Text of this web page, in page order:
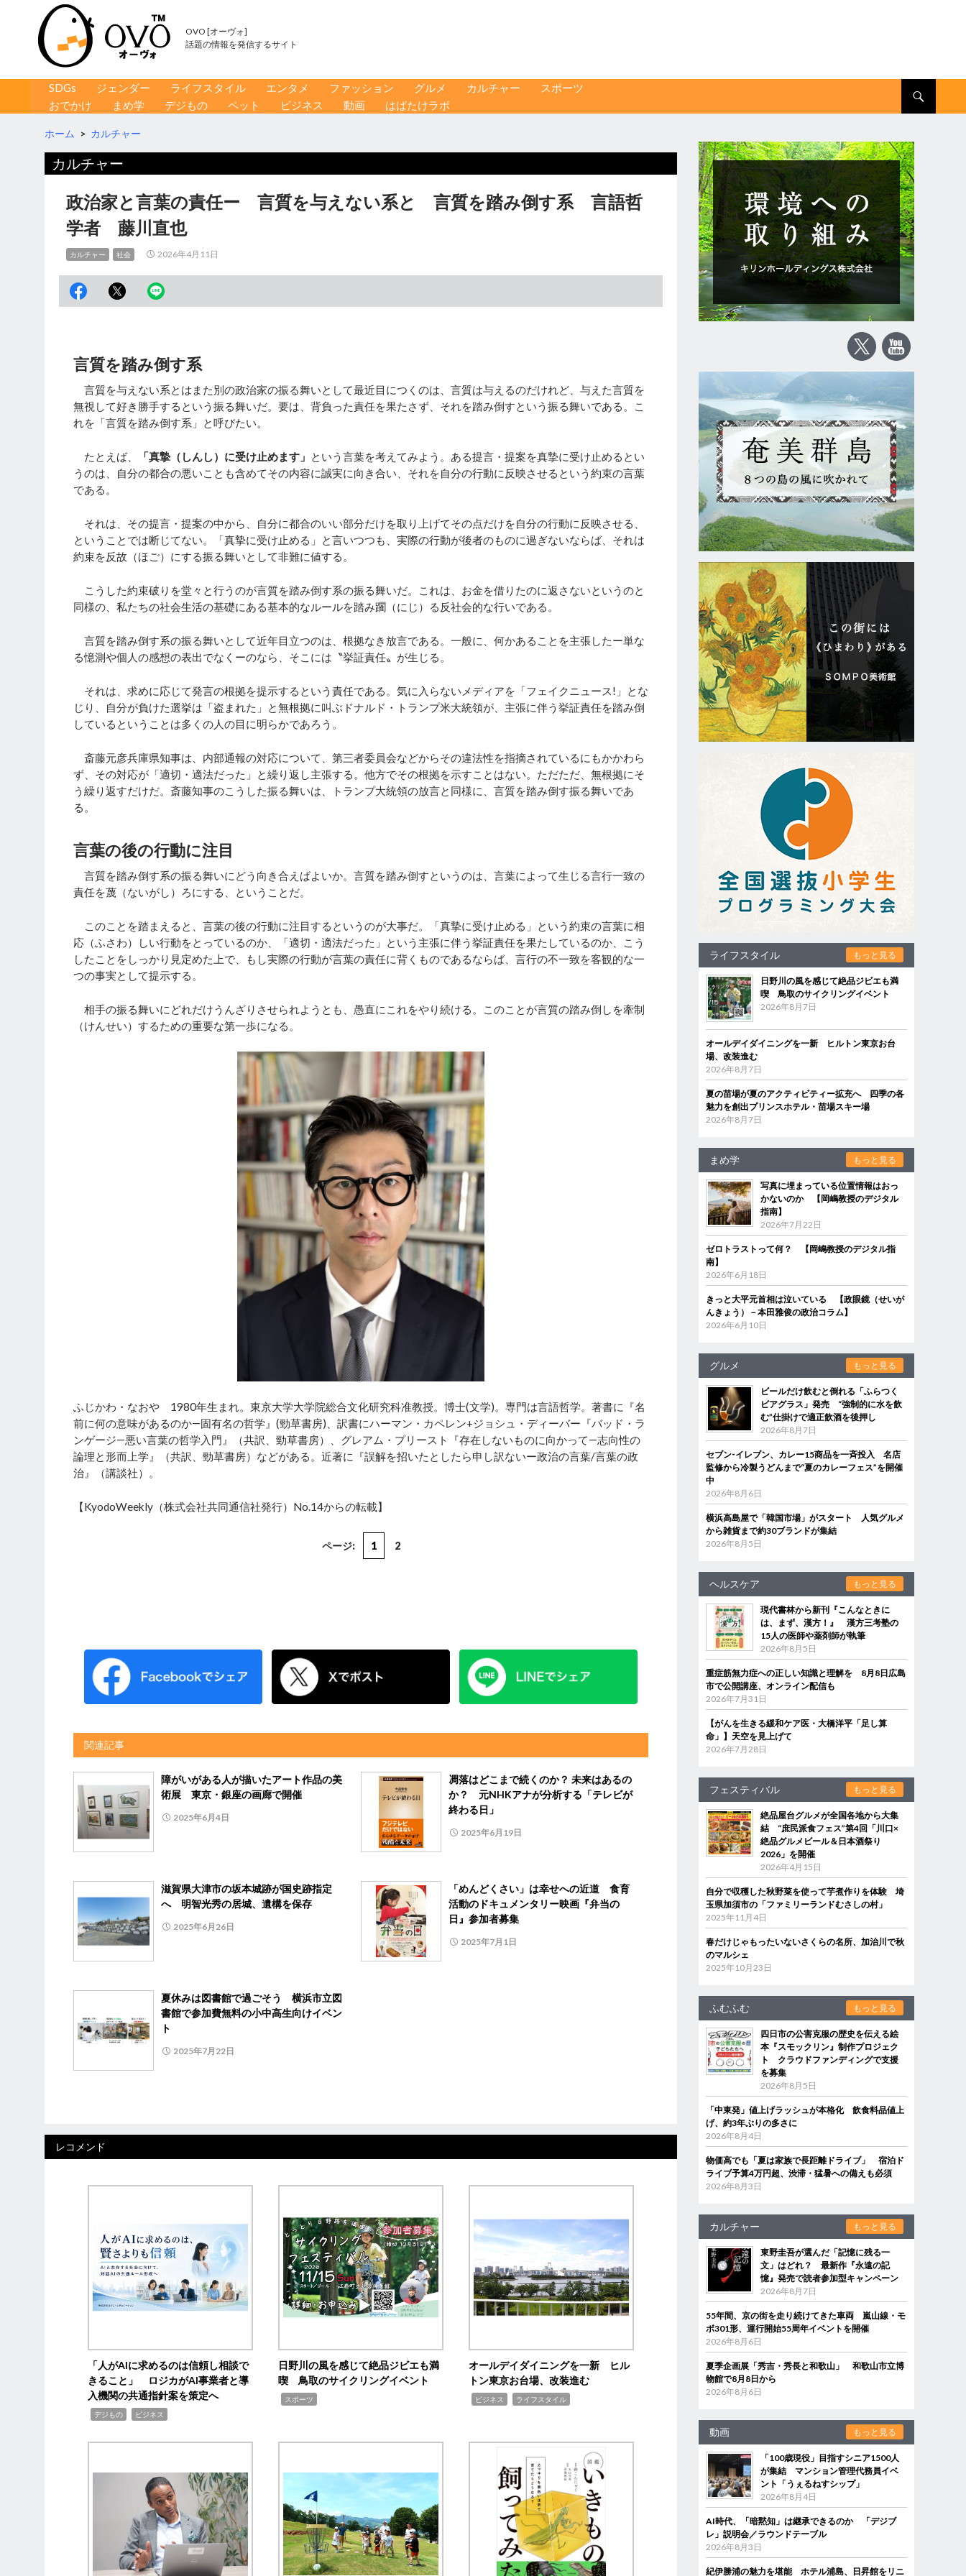
OVO [オーヴォ]
話題の情報を発信するサイト
コンテンツへ移動
SDGs ジェンダー ライフスタイル エンタメ ファッション グルメ カルチャー
スポーツ
おでかけ
まめ学 デジもの ペット ビジネス 動画 はばたけラボ
ホーム > カルチャー
カルチャー
政治家と言葉の責任ー 言質を与えない系と 言質を踏み倒す系 言語哲
学者 藤川直也
カルチャー 社会 2026年4月11日
言質を踏み倒す系
言質を与えない系とはまた別の政治家の振る舞いとして最近目につくのは、言質は与えるのだけれど、与えた言質を
無視して好き勝手するという振る舞いだ。要は、背負った責任を果たさず、それを踏み倒すという振る舞いである。こ
れを「言質を踏み倒す系」と呼びたい。
たとえば、 「真摯（しんし）に受け止めます」 という言葉を考えてみよう。ある提言・提案を真摯に受け止めるとい
うのは、自分の都合の悪いことも含めてその内容に誠実に向き合い、それを自分の行動に反映させるという約束の言葉
である。
それは、その提言・提案の中から、自分に都合のいい部分だけを取り上げてその点だけを自分の行動に反映させる、
ということでは断じてない。「真摯に受け止める」と言いつつも、実際の行動が後者のものに過ぎないならば、それは
約束を反故（ほご）にする振る舞いとして非難に値する。
こうした約束破りを堂々と行うのが言質を踏み倒す系の振る舞いだ。これは、お金を借りたのに返さないというのと
同様の、私たちの社会生活の基礎にある基本的なルールを踏み躙（にじ）る反社会的な行いである。
言質を踏み倒す系の振る舞いとして近年目立つのは、根拠なき放言である。一般に、何かあることを主張したー単な
る憶測や個人の感想の表出でなくーのなら、そこには〝挙証責任〟が生じる。
それは、求めに応じて発言の根拠を提示するという責任である。気に入らないメディアを「フェイクニュース!」とな
じり、自分が負けた選挙は「盗まれた」と無根拠に叫ぶドナルド・トランプ米大統領が、主張に伴う挙証責任を踏み倒
しているということは多くの人の目に明らかであろう。
斎藤元彦兵庫県知事は、内部通報の対応について、第三者委員会などからその違法性を指摘されているにもかかわら
ず、その対応が「適切・適法だった」と繰り返し主張する。他方でその根拠を示すことはない。ただただ、無根拠にそ
う繰り返すだけだ。斎藤知事のこうした振る舞いは、トランプ大統領の放言と同様に、言質を踏み倒す振る舞いであ
る。
言葉の後の行動に注目
言質を踏み倒す系の振る舞いにどう向き合えばよいか。言質を踏み倒すというのは、言葉によって生じる言行一致の
責任を蔑（ないがし）ろにする、ということだ。
このことを踏まえると、言葉の後の行動に注目するというのが大事だ。「真摯に受け止める」という約束の言葉に相
応（ふさわ）しい行動をとっているのか、「適切・適法だった」という主張に伴う挙証責任を果たしているのか、こう
したことをしっかり見定めた上で、もし実際の行動が言葉の責任に背くものであるならば、言行の不一致を客観的な一
つの事実として提示する。
相手の振る舞いにどれだけうんざりさせられようとも、愚直にこれをやり続ける。このことが言質の踏み倒しを牽制
（けんせい）するための重要な第一歩になる。
ふじかわ・なおや 1980年生まれ。東京大学大学院総合文化研究科准教授。博士(文学)。専門は言語哲学。著書に『名
前に何の意味があるのか―固有名の哲学』(勁草書房)、訳書にハーマン・カペレン+ジョシュ・ディーバー『バッド・ラ
ンゲージ―悪い言葉の哲学入門』（共訳、勁草書房）、グレアム・プリースト『存在しないものに向かって―志向性の
論理と形而上学』（共訳、勁草書房）などがある。近著に『誤解を招いたとしたら申し訳ないー政治の言葉/言葉の政
治』（講談社）。
【KyodoWeekly（株式会社共同通信社発行）No.14からの転載】
ページ: 1 2
関連記事
障がいがある人が描いたアート作品の美
術展 東京・銀座の画廊で開催
2025年6月4日
凋落はどこまで続くのか？ 未来はあるの
か？ 元NHKアナが分析する「テレビが
終わる日」
2025年6月19日
滋賀県大津市の坂本城跡が国史跡指定
へ 明智光秀の居城、遺構を保存
2025年6月26日
「めんどくさい」は幸せへの近道 食育
活動のドキュメンタリー映画『弁当の
日』参加者募集
2025年7月1日
夏休みは図書館で過ごそう 横浜市立図
書館で参加費無料の小中高生向けイベン
ト
2025年7月22日
レコメンド
「人がAIに求めるのは信頼し相談で
きること」 ロジカがAI事業者と導
入機関の共通指針案を策定へ
デジもの ビジネス
日野川の風を感じて絶品ジビエも満
喫 鳥取のサイクリングイベント
スポーツ
オールデイダイニングを一新 ヒル
トン東京お台場、改装進む
ビジネス ライフスタイル
ライフスタイル もっと見る
日野川の風を感じて絶品ジビエも満
喫 鳥取のサイクリングイベント
2026年8月7日
オールデイダイニングを一新 ヒルトン東京お台
場、改装進む
2026年8月7日
夏の苗場が夏のアクティビティー拡充へ 四季の各
魅力を創出プリンスホテル・苗場スキー場
2026年8月7日
まめ学 もっと見る
写真に埋まっている位置情報はおっ
かないのか 【岡嶋教授のデジタル
指南】
2026年7月22日
ゼロトラストって何？ 【岡嶋教授のデジタル指
南】
2026年6月18日
きっと大平元首相は泣いている 【政眼鏡（せいが
んきょう）－本田雅俊の政治コラム】
2026年6月10日
グルメ もっと見る
ビールだけ飲むと倒れる「ふらつく
ビアグラス」発売 “強制的に水を飲
む”仕掛けで適正飲酒を後押し
2026年8月7日
セブン‐イレブン、カレー15商品を一斉投入 名店
監修から冷製うどんまで“夏のカレーフェス”を開催
中
2026年8月6日
横浜高島屋で「韓国市場」がスタート 人気グルメ
から雑貨まで約30ブランドが集結
2026年8月5日
ヘルスケア もっと見る
現代書林から新刊『こんなときに
は、まず、漢方！』 漢方三考塾の
15人の医師や薬剤師が執筆
2026年8月5日
重症筋無力症への正しい知識と理解を 8月8日広島
市で公開講座、オンライン配信も
2026年7月31日
【がんを生きる緩和ケア医・大橋洋平「足し算
命」】天空を見上げて
2026年7月28日
フェスティバル もっと見る
絶品屋台グルメが全国各地から大集
結 “庶民派食フェス”第4回「川口×
絶品グルメビール＆日本酒祭り
2026」を開催
2026年4月15日
自分で収穫した秋野菜を使って芋煮作りを体験 埼
玉県加須市の「ファミリーランドむさしの村」
2025年11月4日
春だけじゃもったいないさくらの名所、加治川で秋
のマルシェ
2025年10月23日
ふむふむ もっと見る
四日市の公害克服の歴史を伝える絵
本『スモックリン』制作プロジェク
ト クラウドファンディングで支援
を募集
2026年8月5日
「中東発」値上げラッシュが本格化 飲食料品値上
げ、約3年ぶりの多さに
2026年8月4日
物価高でも「夏は家族で長距離ドライブ」 宿泊ド
ライブ予算4万円超、渋滞・猛暑への備えも必須
2026年8月3日
カルチャー もっと見る
東野圭吾が選んだ「記憶に残る一
文」はどれ？ 最新作『永遠の記
憶』発売で読者参加型キャンペーン
2026年8月7日
55年間、京の街を走り続けてきた車両 嵐山線・モ
ボ301形、運行開始55周年イベントを開催
2026年8月6日
夏季企画展「秀吉・秀長と和歌山」 和歌山市立博
物館で8月8日から
2026年8月6日
動画 もっと見る
「100歳現役」目指すシニア1500人
が集結 マンション管理代務員イベ
ント「うぇるねすシップ」
2026年8月4日
AI時代、「暗黙知」は継承できるのか 「デジブ
レ」説明会／ラウンドテーブル
2026年8月3日
紀伊勝浦の魅力を堪能 ホテル浦島、日昇館をリニ